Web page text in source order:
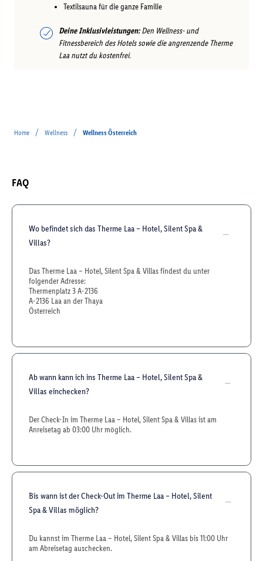
Textilsauna für die ganze Familie
Deine Inklusivleistungen:Den Wellness- und
Fitnessbereich des Hotels sowie die angrenzende Therme
Laa nutzt du kostenfrei.
Home / Wellness / Wellness Österreich
FAQ
Wo befindet sich das Therme Laa – Hotel, Silent Spa &
Villas?
Das Therme Laa – Hotel, Silent Spa & Villas findest du unter
folgender Adresse:
Thermenplatz 3 A-2136
A-2136 Laa an der Thaya
Österreich
Ab wann kann ich ins Therme Laa – Hotel, Silent Spa &
Villas einchecken?
Der Check-In im Therme Laa – Hotel, Silent Spa & Villas ist am
Anreisetag ab 03:00 Uhr möglich.
Bis wann ist der Check-Out im Therme Laa – Hotel, Silent
Spa & Villas möglich?
Du kannst im Therme Laa – Hotel, Silent Spa & Villas bis 11:00 Uhr
am Abreisetag auschecken.